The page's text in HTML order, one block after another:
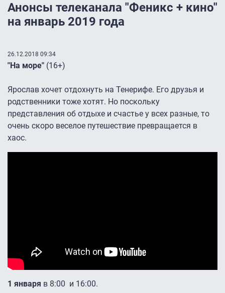
Анонсы телеканала "Феникс + кино"
на январь 2019 года
26.12.2018 09:34
"На море" (16+)
Ярослав хочет отдохнуть на Тенерифе. Его друзья и
родственники тоже хотят. Но поскольку
представления об отдыхе и счастье у всех разные, то
очень скоро веселое путешествие превращается в
хаос.
1 января в 8:00 и 16:00.